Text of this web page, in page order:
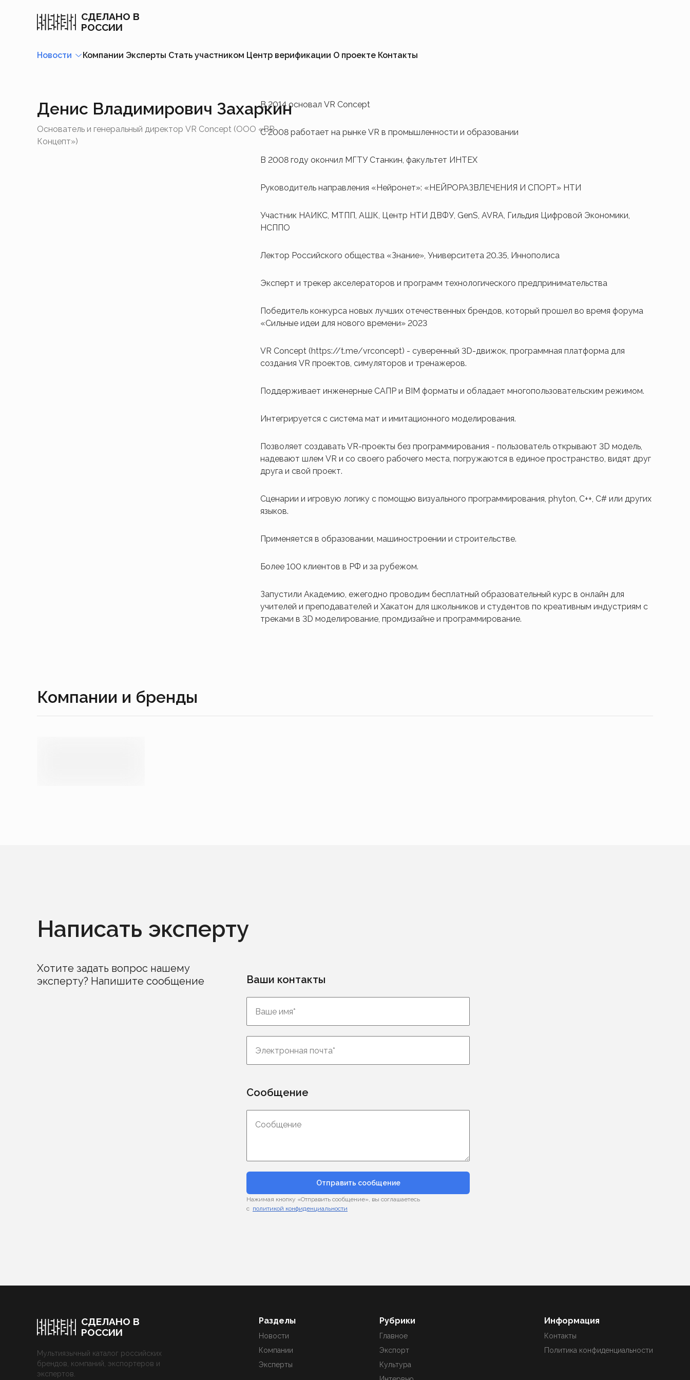
СДЕЛАНО В
РОССИИ
Новости Компании Эксперты Стать участником Центр верификации О проекте Контакты
Денис Владимирович Захаркин
Основатель и генеральный директор VR Concept (ООО «ВР
Концепт»)
В 2014 основал VR Concept
С 2008 работает на рынке VR в промышленности и образовании
В 2008 году окончил МГТУ Станкин, факультет ИНТЕХ
Руководитель направления «Нейронет»: «НЕЙРОРАЗВЛЕЧЕНИЯ И СПОРТ» НТИ
Участник НАИКС, МТПП, АШК, Центр НТИ ДВФУ, GenS, AVRA, Гильдия Цифровой Экономики,
НСППО
Лектор Российского общества «Знание», Университета 20.35, Иннополиса
Эксперт и трекер акселераторов и программ технологического предпринимательства
Победитель конкурса новых лучших отечественных брендов, который прошел во время форума
«Сильные идеи для нового времени» 2023
VR Concept (https://t.me/vrconcept) - суверенный 3D-движок, программная платформа для
создания VR проектов, симуляторов и тренажеров.
Поддерживает инженерные САПР и BIM форматы и обладает многопользовательским режимом.
Интегрируется с система мат и имитационного моделирования.
Позволяет создавать VR-проекты без программирования - пользователь открывают 3D модель,
надевают шлем VR и со своего рабочего места, погружаются в единое пространство, видят друг
друга и свой проект.
Сценарии и игровую логику с помощью визуального программирования, phyton, C++, C# или других
языков.
Применяется в образовании, машиностроении и строительстве.
Более 100 клиентов в РФ и за рубежом.
Запустили Академию, ежегодно проводим бесплатный образовательный курс в онлайн для
учителей и преподавателей и Хакатон для школьников и студентов по креативным индустриям с
треками в 3D моделирование, промдизайне и программирование.
Компании и бренды
Написать эксперту
Хотите задать вопрос нашему
эксперту? Напишите сообщение
Ваши контакты
Сообщение
Отправить сообщение
Нажимая кнопку «Отправить сообщение», вы соглашаетесь
с политикой конфиденциальности
СДЕЛАНО В
РОССИИ
Мультиязычный каталог российских
брендов, компаний, экспортеров и
экспертов.
Разделы
Новости
Компании
Эксперты
Рубрики
Главное
Экспорт
Культура
Информация
Контакты
Политика конфиденциальности